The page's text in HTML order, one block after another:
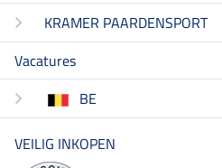
KRAMER PAARDENSPORT
Vacatures
BE
VEILIG INKOPEN